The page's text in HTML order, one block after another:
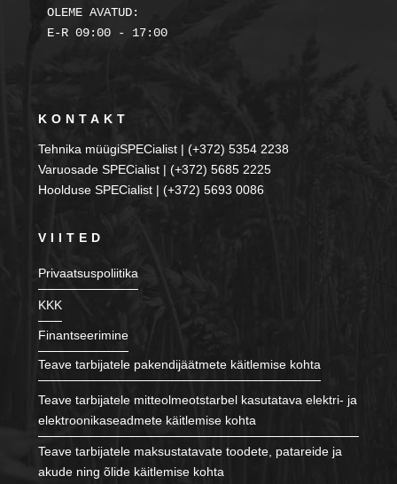
OLEME AVATUD:
E-R 09:00 - 17:00
KONTAKT
Tehnika müügiSPECialist | (+372) 5354 2238
Varuosade SPECialist | (+372) 5685 2225
Hoolduse SPECialist | (+372) 5693 0086
VIITED
Privaatsuspoliitika
KKK
Finantseerimine
Teave tarbijatele pakendijäätmete käitlemise kohta
Teave tarbijatele mitteolmeotstarbel kasutatava elektri- ja
elektroonikaseadmete käitlemise kohta
Teave tarbijatele maksustatavate toodete, patareide ja
akude ning õlide käitlemise kohta